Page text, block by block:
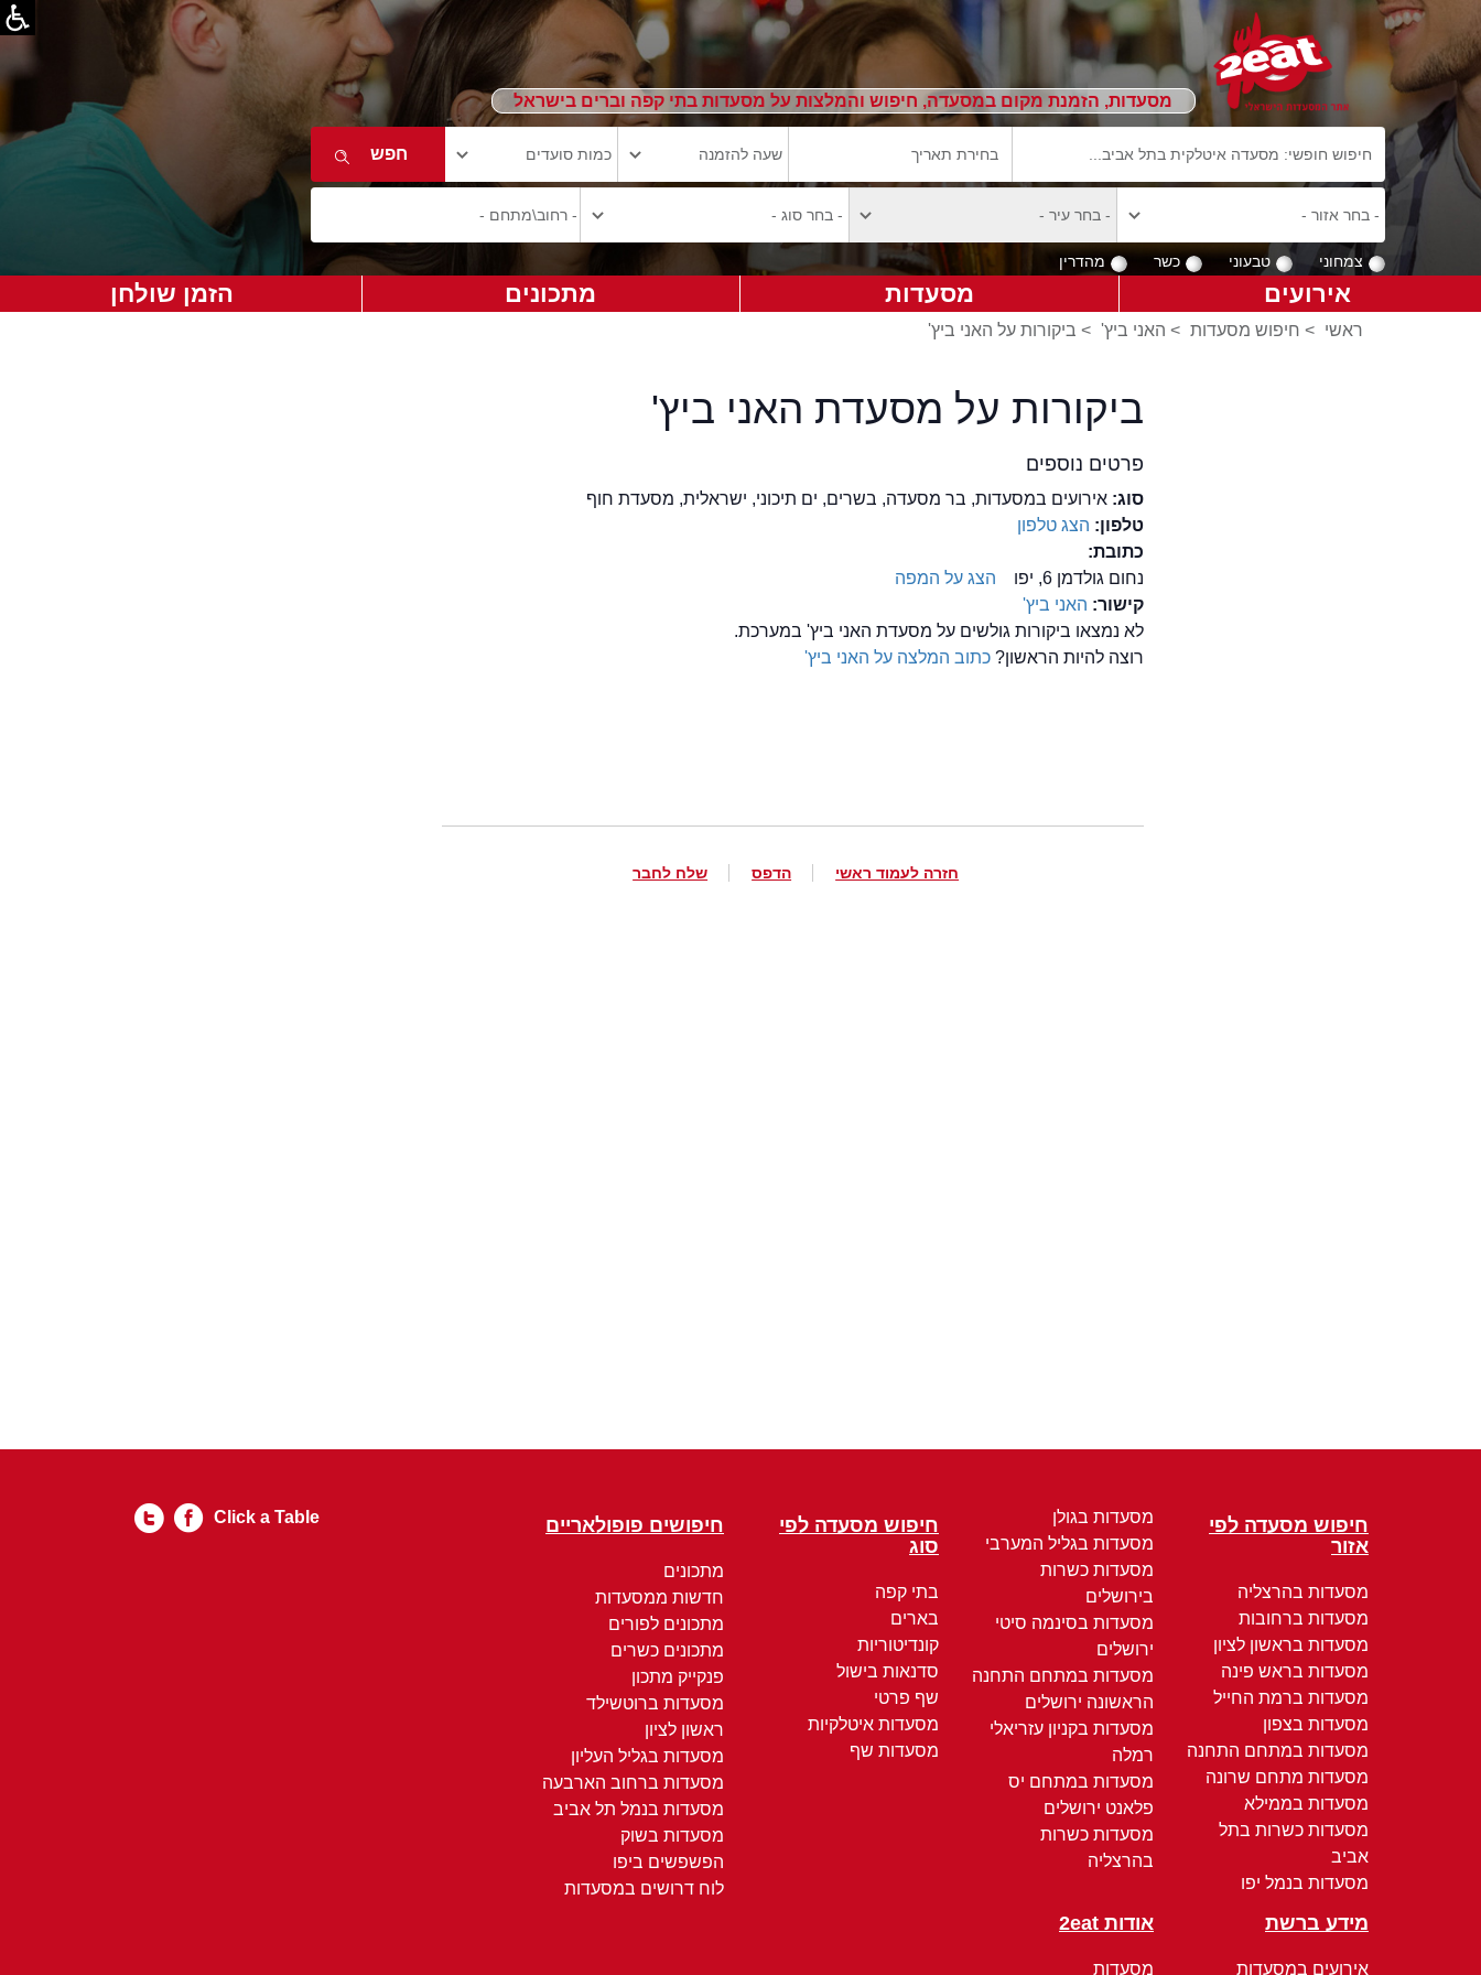
מסעדות, הזמנת מקום במסעדה, חיפוש והמלצות על מסעדות בתי קפה וברים בישראל
צמחוני טבעוני כשר מהדרין
אירועים מסעדות מתכונים הזמן שולחן
ראשי > חיפוש מסעדות > האני ביץ' > ביקורות על האני ביץ'
ביקורות על מסעדת האני ביץ'
פרטים נוספים
סוג:אירועים במסעדות, בר מסעדה, בשרים, ים תיכוני, ישראלית, מסעדת חוף
טלפון: הצג טלפון
כתובת:
נחום גולדמן 6, יפו
הצג על המפה
קישור: האני ביץ'
לא נמצאו ביקורות גולשים על מסעדת האני ביץ' במערכת.
רוצה להיות הראשון?כתוב המלצה על האני ביץ'
חזרה לעמוד ראשי הדפס שלח לחבר
חיפוש מסעדה לפי
אזור
מסעדות בהרצליה
מסעדות ברחובות
מסעדות בראשון לציון
מסעדות בראש פינה
מסעדות ברמת החייל
מסעדות בצפון
מסעדות במתחם התחנה
מסעדות מתחם שרונה
מסעדות בממילא
מסעדות כשרות בתל
אביב
מסעדות בנמל יפו
מסעדות בגולן
מסעדות בגליל המערבי
מסעדות כשרות
בירושלים
מסעדות בסינמה סיטי
ירושלים
מסעדות במתחם התחנה
הראשונה ירושלים
מסעדות בקניון עזריאלי
רמלה
מסעדות במתחם יס
פלאנט ירושלים
מסעדות כשרות
בהרצליה
חיפוש מסעדה לפי
סוג
בתי קפה
בארים
קונדיטוריות
סדנאות בישול
שף פרטי
מסעדות איטלקיות
מסעדות שף
חיפושים פופולאריים
מתכונים
חדשות ממסעדות
מתכונים לפורים
מתכונים כשרים
פנקייק מתכון
מסעדות ברוטשילד
ראשון לציון
מסעדות בגליל העליון
מסעדות ברחוב הארבעה
מסעדות בנמל תל אביב
מסעדות בשוק
הפשפשים ביפו
לוח דרושים במסעדות
מידע ברשת
אירועים במסעדות
אודות 2eat
מסעדות
Click a Table